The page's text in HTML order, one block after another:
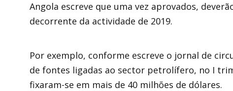
Angola escreve que uma vez aprovados,
decorrente da actividade de 2019.
Por exemplo, conforme escreve o jornal de
de fontes ligadas ao sector petrolífero, no I
fixaram-se em mais de 40 milhões de dólares.